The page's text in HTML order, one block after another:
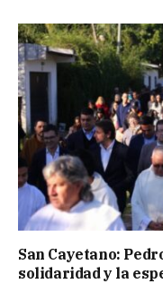
San Cayetano:
solidaridad y la